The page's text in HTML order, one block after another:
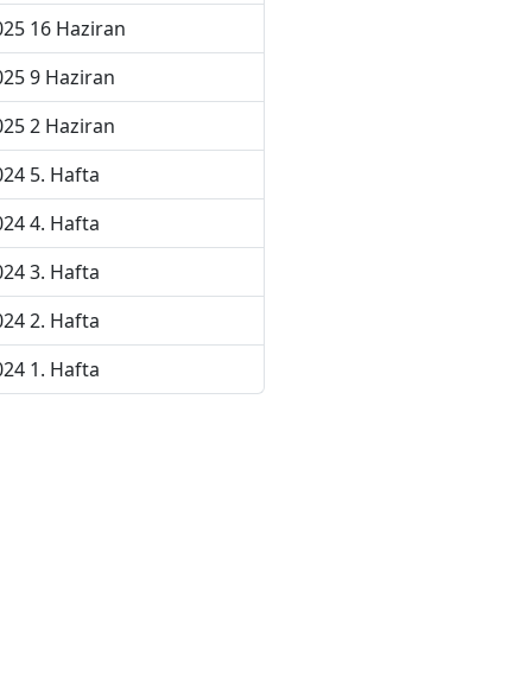
16 Haziran
9 Haziran
2 Haziran
5. Hafta
4. Hafta
3. Hafta
2. Hafta
1. Hafta